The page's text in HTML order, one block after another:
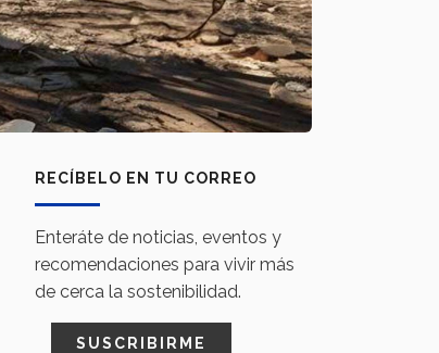
RECÍBELO EN TU CORREO
Enteráte de noticias, eventos y
recomendaciones para vivir más
de cerca la sostenibilidad.
SUSCRIBIRME